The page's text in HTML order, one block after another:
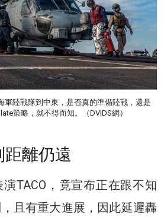
軍陸戰隊到中東，是否真的準備陸戰，還是
策略，就不得而知。（DVIDS網）
離仍遠
TACO，竟宣布正在跟不知
且有重大進展，因此延遲轟